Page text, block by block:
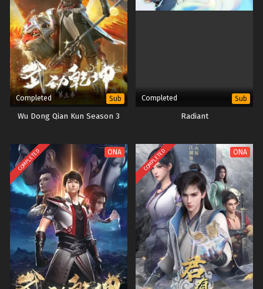
Completed Sub
Wu Dong Qian Kun Season 3
Completed Sub
Radiant
COMPLETED ONA COMPLETED ONA